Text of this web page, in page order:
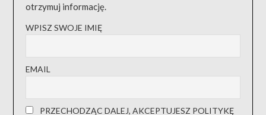
otrzymuj informację.
WPISZ SWOJE IMIĘ
EMAIL
PRZECHODZĄC DALEJ, AKCEPTUJESZ POLITYKĘ